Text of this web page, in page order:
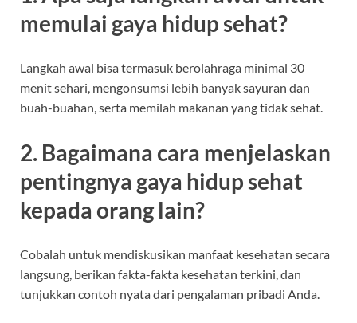
memulai gaya hidup sehat?
Langkah awal bisa termasuk berolahraga minimal 30
menit sehari, mengonsumsi lebih banyak sayuran dan
buah-buahan, serta memilah makanan yang tidak sehat.
2. Bagaimana cara menjelaskan
pentingnya gaya hidup sehat
kepada orang lain?
Cobalah untuk mendiskusikan manfaat kesehatan secara
langsung, berikan fakta-fakta kesehatan terkini, dan
tunjukkan contoh nyata dari pengalaman pribadi Anda.